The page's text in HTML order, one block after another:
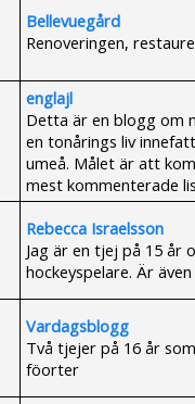
Bellevuegård
Renoveringen,
englajl
Detta är en blogg om
en tonårings liv
umeå. Målet är att
mest kommenterade
Rebecca Israelsson
Jag är en tjej på 15 år
hockeyspelare. Är
Vardagsblogg
Två tjejer på 16 år
föorter